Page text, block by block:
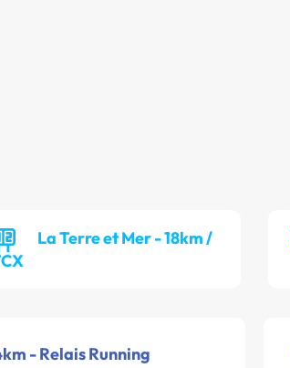
La Terre et Mer - 18km /
- Relais Running